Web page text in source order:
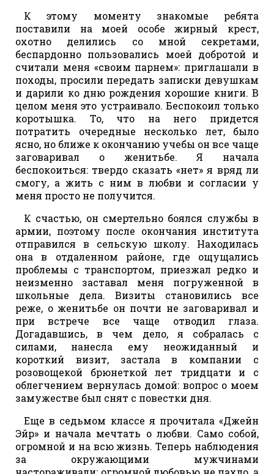
К этому моменту знакомые ребята
поставили на моей особе жирный крест,
охотно делились со мной секретами,
беспардонно пользовались моей добротой и
считали меня «своим парнем»: приглашали в
походы, просили передать записки девушкам
и дарили ко дню рождения хорошие книги. В
целом меня это устраивало. Беспокоил только
коротышка. То, что на него придется
потратить очередные несколько лет, было
ясно, но ближе к окончанию учебы он все чаще
заговаривал о женитьбе. Я начала
беспокоиться: твердо сказать «нет» я вряд ли
смогу, а жить с ним в любви и согласии у
меня просто не получится.
К счастью, он смертельно боялся службы в
армии, поэтому после окончания института
отправился в сельскую школу. Находилась
она в отдаленном районе, где ощущались
проблемы с транспортом, приезжал редко и
неизменно заставал меня погруженной в
школьные дела. Визиты становились все
реже, о женитьбе он почти не заговаривал и
при встрече все чаще отводил глаза.
Догадавшись, в чем дело, я собралась с
силами, нанесла ему неожиданный и
короткий визит, застала в компании с
розовощекой брюнеткой лет тридцати и с
облегчением вернулась домой: вопрос о моем
замужестве был снят с повестки дня.
Еще в седьмом классе я прочитала «Джейн
Эйр» и начала мечтать о любви. Само собой,
огромной и на всю жизнь. Теперь наблюдения
за окружающими мужчинами